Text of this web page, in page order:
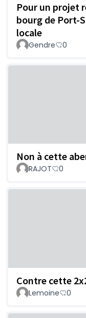
Pour un projet
bourg de Port-
locale
Gendre 0
Non à cette
RAJOT 0
Contre cette
Lemoine 0